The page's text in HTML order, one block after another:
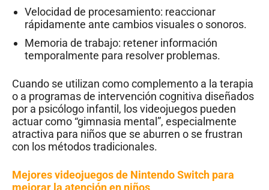
Velocidad de procesamiento: reaccionar
rápidamente ante cambios visuales o sonoros.
Memoria de trabajo: retener información
temporalmente para resolver problemas.
Cuando se utilizan como complemento a la terapia
o a programas de intervención cognitiva diseñados
por a psicólogo infantil, los videojuegos pueden
actuar como “gimnasia mental”, especialmente
atractiva para niños que se aburren o se frustran
con los métodos tradicionales.
Mejores videojuegos de Nintendo Switch para
mejorar la atención en niños